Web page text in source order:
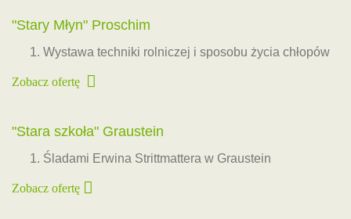
"Stary Młyn" Proschim
Wystawa techniki rolniczej i sposobu życia chłopów
Zobacz ofertę
"Stara szkoła" Graustein
Śladami Erwina Strittmattera w Graustein
Zobacz ofertę